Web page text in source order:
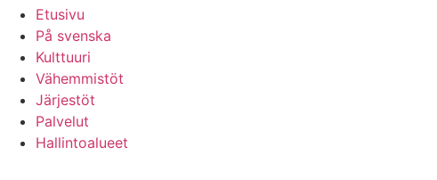
Etusivu
På svenska
Kulttuuri
Vähemmistöt
Järjestöt
Palvelut
Hallintoalueet